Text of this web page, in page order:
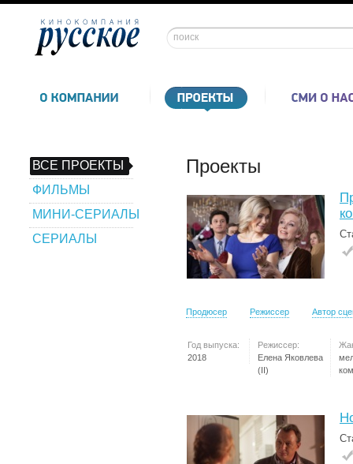
ВСЕ ПРОЕКТЫ
ФИЛЬМЫ
МИНИ-СЕРИАЛЫ
СЕРИАЛЫ
Проекты
Продюсер Режиссер Автор
Год выпуска:
2018
Режиссер:
Елена Яковлева
(II)